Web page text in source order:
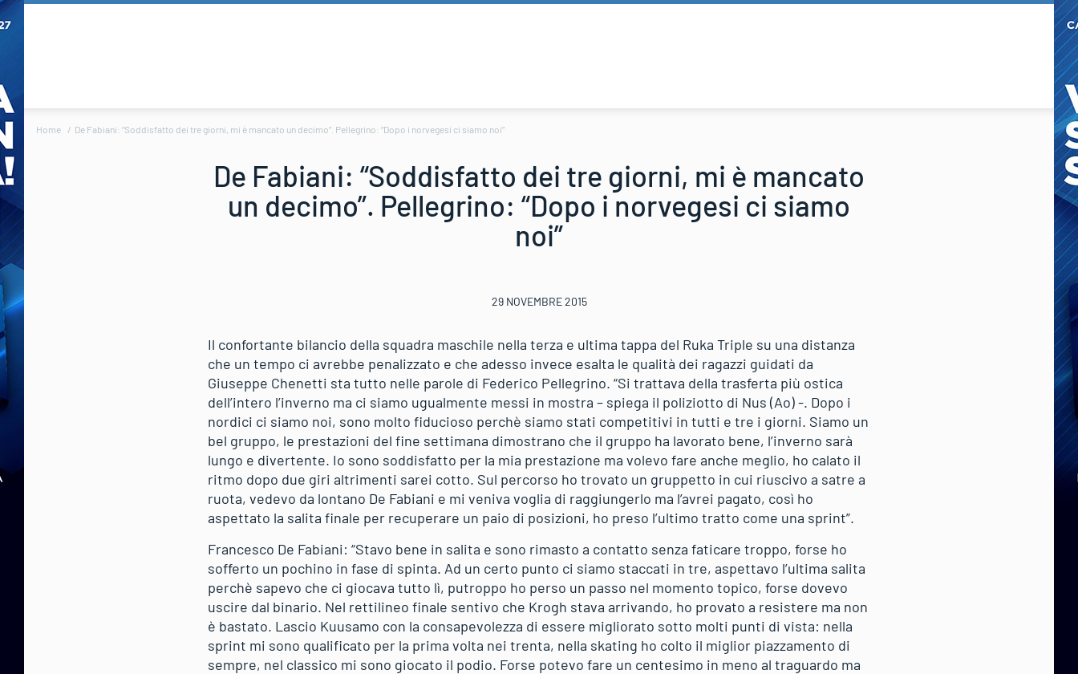
Home De Fabiani: “Soddisfatto dei tre giorni, mi è mancato un decimo”. Pellegrino: “Dopo i norvegesi ci siamo noi”
De Fabiani: “Soddisfatto dei tre giorni, mi è mancato
un decimo”. Pellegrino: “Dopo i norvegesi ci siamo
noi”
29 NOVEMBRE 2015
Il confortante bilancio della squadra maschile nella terza e ultima tappa del Ruka Triple su una distanza
che un tempo ci avrebbe penalizzato e che adesso invece esalta le qualità dei ragazzi guidati da
Giuseppe Chenetti sta tutto nelle parole di Federico Pellegrino. “Si trattava della trasferta più ostica
dell’intero l’inverno ma ci siamo ugualmente messi in mostra – spiega il poliziotto di Nus (Ao) -. Dopo i
nordici ci siamo noi, sono molto fiducioso perchè siamo stati competitivi in tutti e tre i giorni. Siamo un
bel gruppo, le prestazioni del fine settimana dimostrano che il gruppo ha lavorato bene, l’inverno sarà
lungo e divertente. Io sono soddisfatto per la mia prestazione ma volevo fare anche meglio, ho calato il
ritmo dopo due giri altrimenti sarei cotto. Sul percorso ho trovato un gruppetto in cui riuscivo a satre a
ruota, vedevo da lontano De Fabiani e mi veniva voglia di raggiungerlo ma l’avrei pagato, così ho
aspettato la salita finale per recuperare un paio di posizioni, ho preso l’ultimo tratto come una sprint”.
Francesco De Fabiani: “Stavo bene in salita e sono rimasto a contatto senza faticare troppo, forse ho
sofferto un pochino in fase di spinta. Ad un certo punto ci siamo staccati in tre, aspettavo l’ultima salita
perchè sapevo che ci giocava tutto lì, putroppo ho perso un passo nel momento topico, forse dovevo
uscire dal binario. Nel rettilineo finale sentivo che Krogh stava arrivando, ho provato a resistere ma non
è bastato. Lascio Kuusamo con la consapevolezza di essere migliorato sotto molti punti di vista: nella
sprint mi sono qualificato per la prima volta nei trenta, nella skating ho colto il miglior piazzamento di
sempre, nel classico mi sono giocato il podio. Forse potevo fare un centesimo in meno al traguardo ma